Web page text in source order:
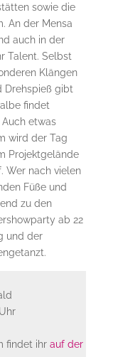
sowie die
An der Mensa
auch in der
Talent. Selbst
Klängen
Drehspieß gibt
findet
etwas
wird der Tag
Projektgelände
Wer nach vielen
Füße und
zu den
ab 22
und der
findet ihr auf der